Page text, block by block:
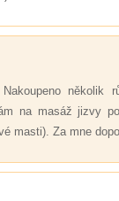
několik
na masáž jizvy
masti). Za mne